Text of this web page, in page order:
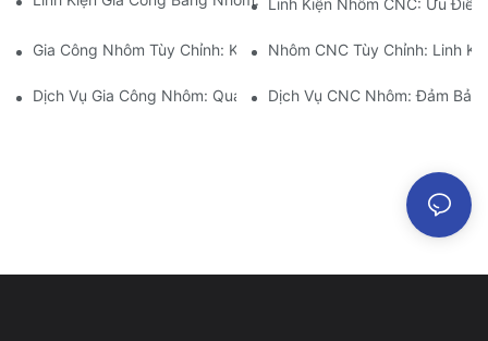
Gia Công Nhôm Tùy Chỉnh: Khám Phá Những Đổi Mới Mới Nhất
Nhôm CNC Tùy Chỉnh: Linh
Dịch Vụ Gia Công Nhôm: Quản Lý Dự Án Toàn Diện
Dịch Vụ CNC Nhôm: Đảm Bảo